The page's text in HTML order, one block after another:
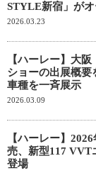
STYLE新宿」がオ
2026.03.23
【ハーレー】大
ショーの出展概要
車種を一斉展示
2026.03.09
【ハーレー】
売、新型117 VVT
登場